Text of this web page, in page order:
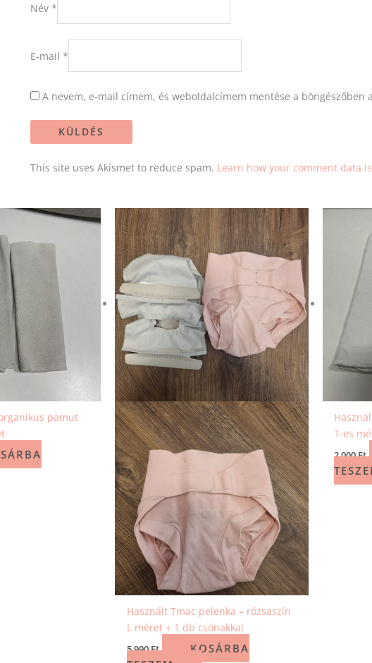
Név *
E-mail *
A nevem, e-mail címem, és weboldalcímem mentése a böngészőben
This site uses Akismet to reduce spam. Learn how your comment data
pamut
Használt Tmac pelenka – rózsaszín
L méret + 1 db csónakkal
5 990Ft
KOSÁRBA
1-es
2 000Ft